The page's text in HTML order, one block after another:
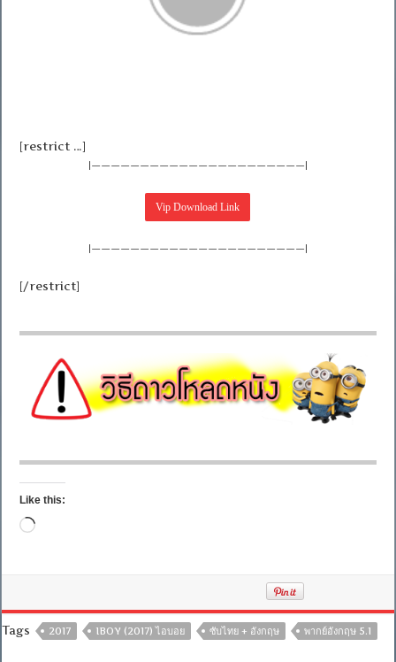
[restrict …]
|——————————————————————|
|——————————————————————|
[/restrict]
Like this:
Loading…
Tags 2017 IBOY (2017) ไอบอย ซับไทย + อังกฤษ พากย์อังกฤษ 5.1